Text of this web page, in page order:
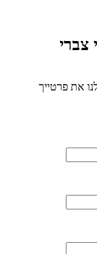
את פרטייך